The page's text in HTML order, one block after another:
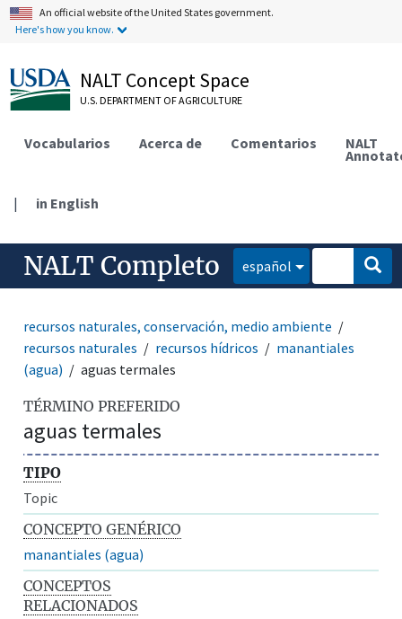
An official website of the United States government.
Here's how you know.
NALT Concept Space
U.S. DEPARTMENT OF AGRICULTURE
Vocabularios Acerca de Comentarios NALT
| in English
NALT Completo español
recursos naturales, conservación, medio ambiente
recursos naturales
recursos hídricos
manantiales
(agua)
aguas termales
TÉRMINO PREFERIDO
aguas termales
TIPO
Topic
CONCEPTO GENÉRICO
manantiales (agua)
CONCEPTOS
RELACIONADOS